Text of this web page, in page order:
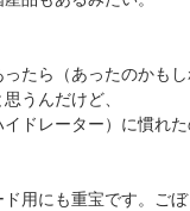
たら（あったのかも
うんだけど、
ドレーター）に慣れ
用にも重宝です。ご